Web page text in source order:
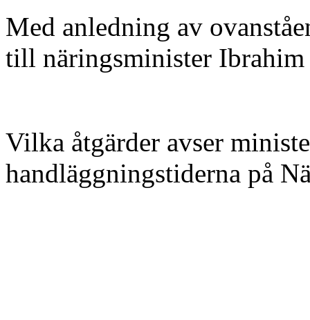
Med anledning av
till näringsminister
Vilka åtgärder avser
handläggningstiderna på